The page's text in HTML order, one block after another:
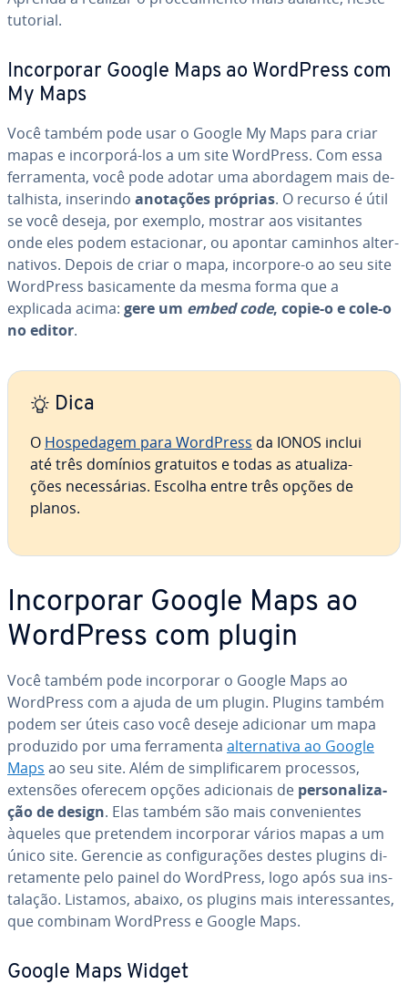
tutorial.
In­cor­po­rar Google Maps ao WordPress com
My Maps
Você também pode usar o Google My Maps para criar
mapas e incorporá-los a um site WordPress. Com essa
fer­ra­menta, você pode adotar uma abordagem mais de­
ta­lhista, inserindo anotações próprias. O recurso é útil
se você deseja, por exemplo, mostrar aos vi­si­tan­tes
onde eles podem es­ta­ci­o­nar, ou apontar caminhos al­ter­
na­ti­vos. Depois de criar o mapa, incorpore-o ao seu site
WordPress ba­si­ca­mente da mesma forma que a
explicada acima: gere um embed code, copie-o e cole-o
no editor.
Dica
O Hospedagem para WordPress da IONOS inclui
até três domínios gratuitos e todas as atu­a­li­za­
ções ne­ces­sá­rias. Escolha entre três opções de
planos.
In­cor­po­rar Google Maps ao
WordPress com plugin
Você também pode in­cor­po­rar o Google Maps ao
WordPress com a ajuda de um plugin. Plugins também
podem ser úteis caso você deseje adicionar um mapa
produzido por uma fer­ra­menta al­ter­na­tiva ao Google
Maps ao seu site. Além de sim­pli­fi­ca­rem processos,
extensões oferecem opções adi­ci­o­nais de per­so­na­li­za­
ção de design. Elas também são mais con­ve­ni­en­tes
àqueles que pretendem in­cor­po­rar vários mapas a um
único site. Gerencie as con­fi­gu­ra­ções destes plugins di­
re­ta­mente pelo painel do WordPress, logo após sua ins­
ta­la­ção. Listamos, abaixo, os plugins mais in­te­res­san­tes,
que combinam WordPress e Google Maps.
Google Maps Widget